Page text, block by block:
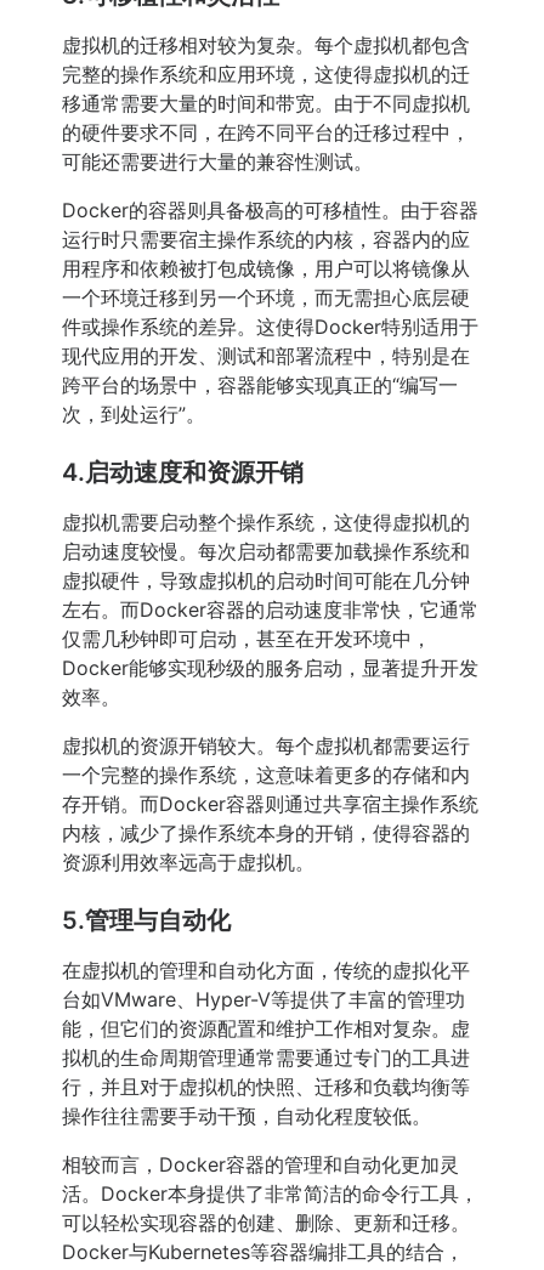
虚拟机的迁移相对较为复杂。每个虚拟机都包含
完整的操作系统和应用环境，这使得虚拟机的迁
移通常需要大量的时间和带宽。由于不同虚拟机
的硬件要求不同，在跨不同平台的迁移过程中，
可能还需要进行大量的兼容性测试。
Docker的容器则具备极高的可移植性。由于容器
运行时只需要宿主操作系统的内核，容器内的应
用程序和依赖被打包成镜像，用户可以将镜像从
一个环境迁移到另一个环境，而无需担心底层硬
件或操作系统的差异。这使得Docker特别适用于
现代应用的开发、测试和部署流程中，特别是在
跨平台的场景中，容器能够实现真正的“编写一
次，到处运行”。
4.启动速度和资源开销
虚拟机需要启动整个操作系统，这使得虚拟机的
启动速度较慢。每次启动都需要加载操作系统和
虚拟硬件，导致虚拟机的启动时间可能在几分钟
左右。而Docker容器的启动速度非常快，它通常
仅需几秒钟即可启动，甚至在开发环境中，
Docker能够实现秒级的服务启动，显著提升开发
效率。
虚拟机的资源开销较大。每个虚拟机都需要运行
一个完整的操作系统，这意味着更多的存储和内
存开销。而Docker容器则通过共享宿主操作系统
内核，减少了操作系统本身的开销，使得容器的
资源利用效率远高于虚拟机。
5.管理与自动化
在虚拟机的管理和自动化方面，传统的虚拟化平
台如VMware、Hyper-V等提供了丰富的管理功
能，但它们的资源配置和维护工作相对复杂。虚
拟机的生命周期管理通常需要通过专门的工具进
行，并且对于虚拟机的快照、迁移和负载均衡等
操作往往需要手动干预，自动化程度较低。
相较而言，Docker容器的管理和自动化更加灵
活。Docker本身提供了非常简洁的命令行工具，
可以轻松实现容器的创建、删除、更新和迁移。
Docker与Kubernetes等容器编排工具的结合，